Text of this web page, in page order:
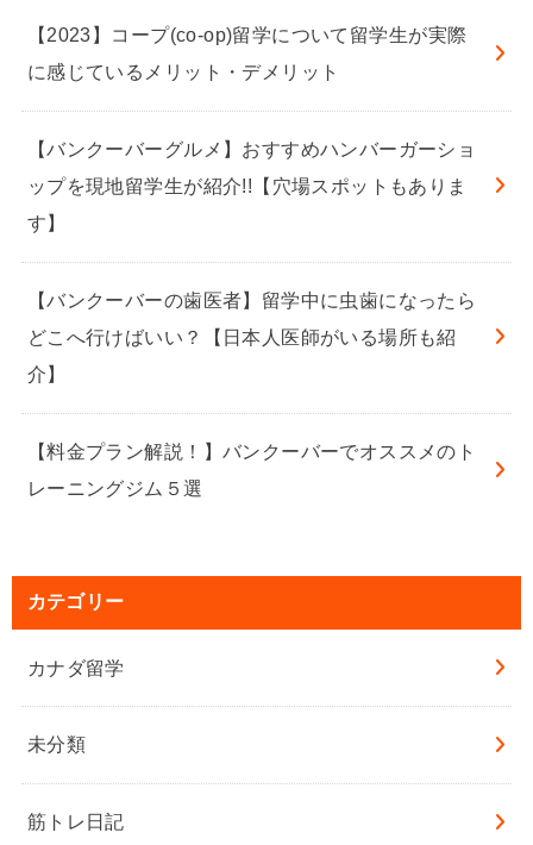
【2023】コープ(co-op)留学について留学生が実際
に感じているメリット・デメリット
【バンクーバーグルメ】おすすめハンバーガーショ
ップを現地留学生が紹介!!【穴場スポットもありま
す】
【バンクーバーの歯医者】留学中に虫歯になったら
どこへ行けばいい？【日本人医師がいる場所も紹
介】
【料金プラン解説！】バンクーバーでオススメのト
レーニングジム５選
カテゴリー
カナダ留学
未分類
筋トレ日記